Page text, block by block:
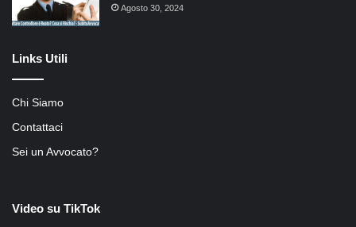
Agosto 30, 2024
Links Utili
Chi Siamo
Contattaci
Sei un Avvocato?
Video su TikTok